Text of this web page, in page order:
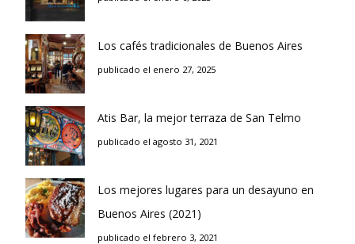
Los cafés tradicionales de Buenos Aires
publicado el enero 27, 2025
Atis Bar, la mejor terraza de San Telmo
publicado el agosto 31, 2021
Los mejores lugares para un desayuno en
Buenos Aires (2021)
publicado el febrero 3, 2021